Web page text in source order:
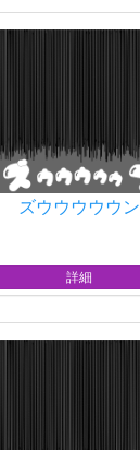
ズウウウウウン
詳細